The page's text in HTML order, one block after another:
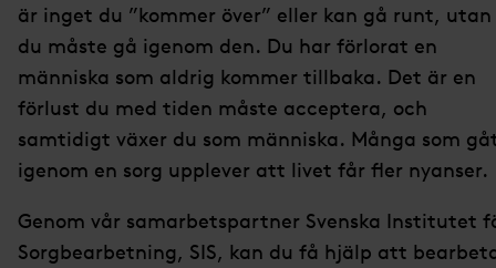
är inget du ”kommer över” eller kan gå runt, utan
du måste gå igenom den. Du har förlorat en
människa som aldrig kommer tillbaka. Det är en
förlust du med tiden måste acceptera, och
samtidigt växer du som människa. Många som
igenom en sorg upplever att livet får fler nyanser.
Genom vår samarbetspartner Svenska Institutet
Sorgbearbetning, SIS, kan du få hjälp att